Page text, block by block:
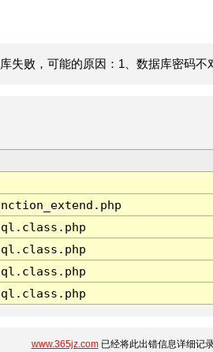
失败，可能的原因：1、数据库密码不
www.365jz.com已经将此出错信息详细记